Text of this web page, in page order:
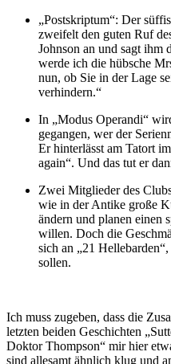
„Postskriptum“: Der
zweifelt den guten Ruf
Johnson an und sagt ihm
werde ich die hübsche
nun, ob Sie in der Lage
verhindern.“
In „Modus Operandi“
gegangen, wer der
Er hinterlässt am Tatort
again“. Und das tut er
Zwei Mitglieder des
wie in der Antike große
ändern und planen einen
willen. Doch die
sich an „21
sollen.
Ich muss zugeben, dass die
letzten beiden Geschichten
Doktor Thompson“ mir hier
sind allesamt ähnlich klug und